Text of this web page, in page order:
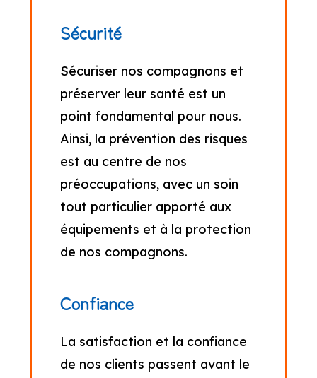
Sécurité
Sécuriser nos compagnons et
préserver leur santé est un
point fondamental pour nous.
Ainsi, la prévention des risques
est au centre de nos
préoccupations, avec un soin
tout particulier apporté aux
équipements et à la protection
de nos compagnons.
Confiance
La satisfaction et la confiance
de nos clients passent avant le